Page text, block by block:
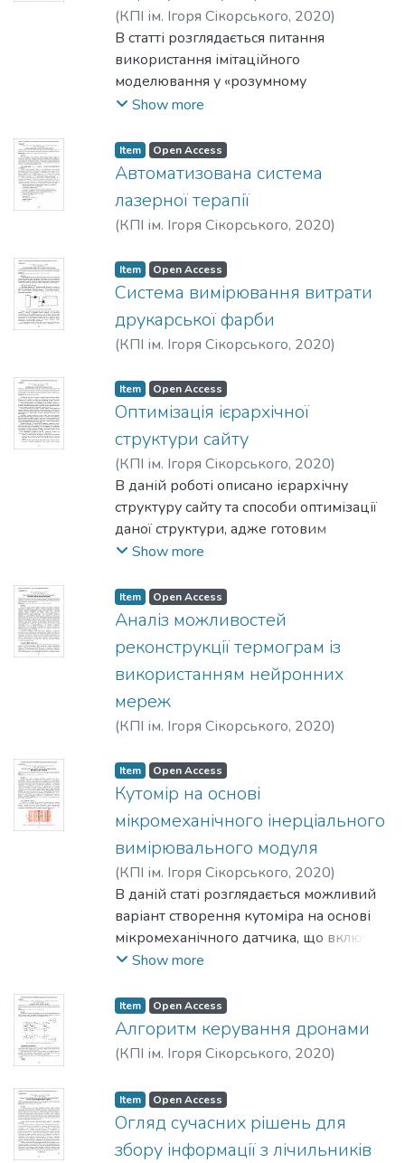
головки процесу непланарного методу
3D друку з метою підвищення
характеристик якості отриманих
деталей.
(КПІ ім. Ігоря Сікорського, 2020)
Сорочинський, Д. Д.;Вислоух, С. П.
В статті розглядається питання
використання імітаційного
моделювання у «розумному
виробництві». Розглядається роль
впровадження «розумного
виробництва», його можливості та
інструменти.
Show more
Item Open Access
Автоматизована система
лазерної терапії
(КПІ ім. Ігоря Сікорського, 2020)
Item Open Access
Сиcтема вимірювання витрати
друкарської фарби
(КПІ ім. Ігоря Сікорського, 2020)
Item Open Access
Оптимізація ієрархічної
структури сайту
(КПІ ім. Ігоря Сікорського, 2020)
Пархоменко, Ю. О.
В даній роботі описано ієрархічну
структуру сайту та способи оптимізації
даної структури, адже готовим
продуктом будуть користуватись і щоб
потрібно зробити так щоб їх було
зручно. Описано декілька способів
оптимізації, які дозволяють збільшити
відвідуваність сайту та зручність у
використанні. За даними опитувань
оптимізація дійсно покращує рівень
сайту та зацікавленість до нього. В
програмного забезпечення, яке
дозволить покращити роботу зі
структурами сайту.
Show more
Item Open Access
Аналіз можливостей
реконструкції термограм із
використанням нейронних
мереж
(КПІ ім. Ігоря Сікорського, 2020)
Item Open Access
Кутомір на основі
мікромеханічного інерціального
вимірювального модуля
(КПІ ім. Ігоря Сікорського, 2020)
Строкач, Г. Ю.;Сапегін, О. М.
В даній статі розглядається можливий
варіант створення кутоміра на основі
мікромеханічного датчика, що включає
в себе блок акселерометрів та
програмному середовищі Matlab.
Show more
Item Open Access
Алгоритм керування дронами
(КПІ ім. Ігоря Сікорського, 2020)
Item Open Access
Огляд сучасних рішень для
збору інформації з лічильників